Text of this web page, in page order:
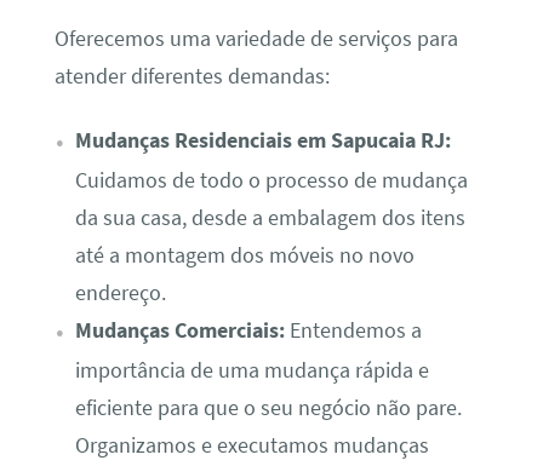
Oferecemos uma variedade de serviços para
atender diferentes demandas:
Mudanças Residenciais em Sapucaia RJ:
Cuidamos de todo o processo de mudança
da sua casa, desde a embalagem dos itens
até a montagem dos móveis no novo
endereço.
Mudanças Comerciais:Entendemos a
importância de uma mudança rápida e
eficiente para que o seu negócio não pare.
Organizamos e executamos mudanças